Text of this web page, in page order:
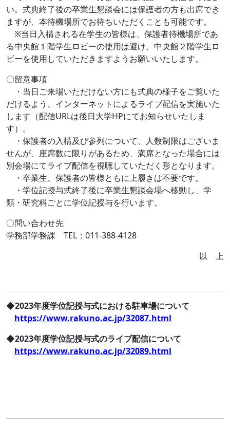
い。式典終了後の卒業生懇談会には保護者の方も出席でき
ますが、本待機場所でお待ちいただくことも可能です。
※当日入構される在学生の皆様は、保護者待機場所であ
る中央館１階学生ロビーの使用は避け、中央館２階学生ロ
ビーを使用していただきますようお願いいたします。
〇留意事項
・当日ご来場いただけない方にも式典の様子をご覧いた
だけるよう、インターネットによるライブ配信を実施いた
します（配信URLは後日大学HPにてお知らせいたしま
す）。
・保護者の入構及び参列について、人数制限はございま
せんが、座席数に限りがあるため、満席となった場合には
別会場にてライブ配信を視聴していただく形となります。
・卒業生、保護者の皆様ともに上履きは不要です。
・学位記授与式終了後に卒業生懇談会場へ移動し、学
類・研究科ごとに学位記授与を行います。
〇問い合わせ先
学務部学務課 TEL：011-388-4128
以 上
◆2023年度学位記授与式における駐車場について
https://www.rakuno.ac.jp/32087.html
◆2023年度学位記授与式のライブ配信について
https://www.rakuno.ac.jp/32089.html